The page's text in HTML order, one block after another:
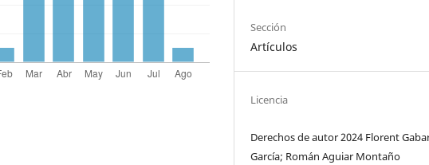
Sección
Artículos
Licencia
Derechos de autor 2024 Florent
García; Román Aguiar Montaño